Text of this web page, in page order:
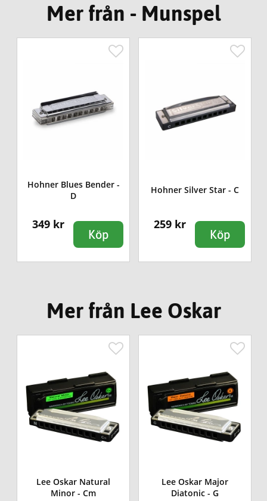
Mer från - Munspel
Hohner Blues Bender -
D
349 kr
Köp
Hohner Silver Star - C
259 kr
Köp
Mer från Lee Oskar
Lee Oskar Natural
Minor - Cm
Lee Oskar Major
Diatonic - G